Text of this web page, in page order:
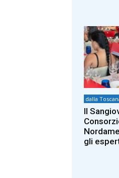
dalla
Il
gli